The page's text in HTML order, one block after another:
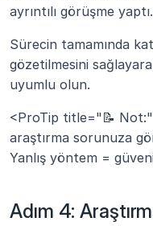
ayrıntılı görüşme yaptı.
Sürecin tamamında
gözetilmesini
uyumlu olun.
<ProTip title="📝
araştırma sorunuza
Yanlış yöntem =
Adım 4: